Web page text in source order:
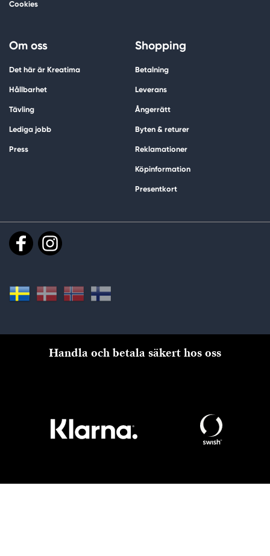
Cookies
Om oss
Det här är Kreatima
Hållbarhet
Tävling
Lediga jobb
Press
Shopping
Betalning
Leverans
Ångerrätt
Byten & returer
Reklamationer
Köpinformation
Presentkort
Handla och betala säkert hos oss